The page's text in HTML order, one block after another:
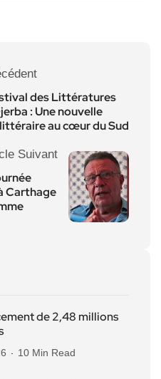
des Littératures
: Une nouvelle
au cœur du Sud
Suivant
Carthage
de 2,48 millions
10 Min Read